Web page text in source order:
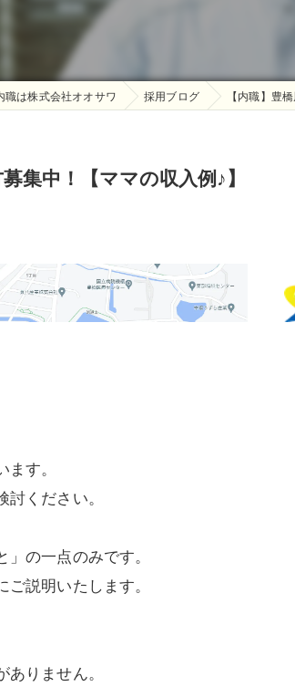
職は株式会社オオサワ 採用ブログ 【内職】豊
集中！【ママの収入例♪】
す。
ください。
の一点のみです。
説明いたします。
りません。